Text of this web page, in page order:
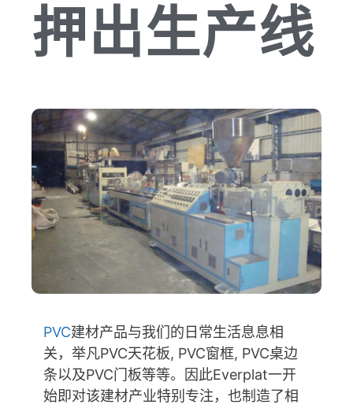
押出生产线
PVC建材产品与我们的日常生活息息相
关，举凡PVC天花板, PVC窗框, PVC桌边
条以及PVC门板等等。因此Everplat一开
始即对该建材产业特别专注，也制造了相